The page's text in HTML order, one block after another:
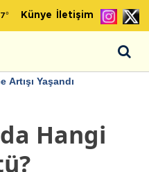
° Künye İletişim
Artışı Yaşandı
Hangi